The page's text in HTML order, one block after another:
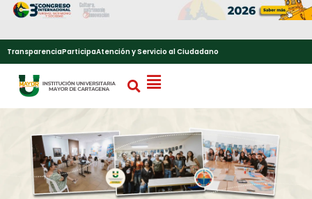
TransparenciaParticipaAtención y Servicio al Ciudadano